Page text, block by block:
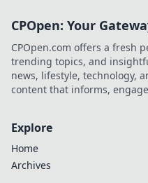
CPOpen: Your
CPOpen.com offers a fresh
trending topics, and
news, lifestyle, technology,
content that informs,
Explore
Home
Archives